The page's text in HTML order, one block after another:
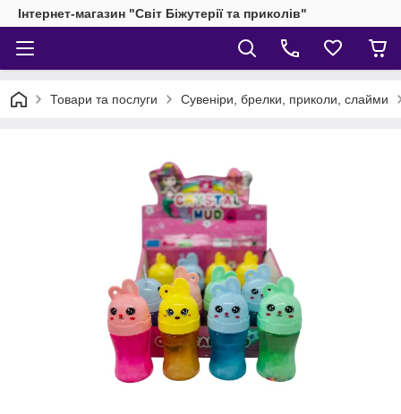
Інтернет-магазин "Світ Біжутерії та приколів"
Товари та послуги Сувеніри, брелки, приколи, слайми